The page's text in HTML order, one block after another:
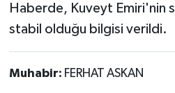
Haberde, Kuveyt Emiri'nin
stabil olduğu bilgisi verildi.
Muhabir: FERHAT ASKAN